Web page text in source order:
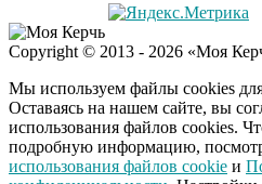
Copyright © 2013 - 2026 «Моя
Мы используем файлы cookies
Оставаясь на нашем сайте, вы
использования файлов cookies.
подробную информацию,
использования файлов cookie и